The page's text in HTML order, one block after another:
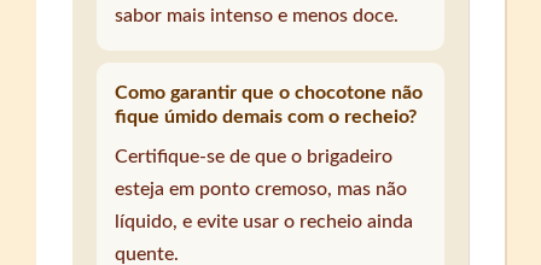
sabor mais intenso e menos doce.
Como garantir que o chocotone não
fique úmido demais com o recheio?
Certifique-se de que o brigadeiro
esteja em ponto cremoso, mas não
líquido, e evite usar o recheio ainda
quente.